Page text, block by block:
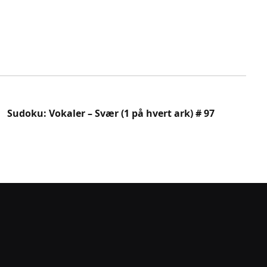
Sudoku: Vokaler – Svær (1 på hvert ark) # 97